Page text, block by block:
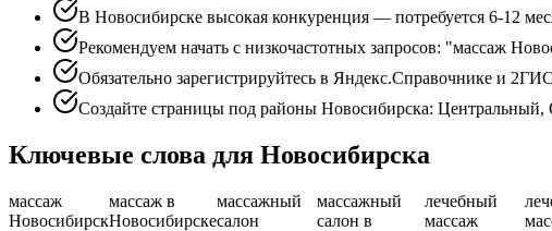
В Новосибирске высокая конкуренция — потребуется 6-12
Рекомендуем начать с низкочастотных запросов: "массаж
Обязательно зарегистрируйтесь в Яндекс.Справочнике и
Создайте страницы под районы Новосибирска:
Ключевые слова для Новосибирска
массаж
Новосибирск
массаж в
Новосибирске
массажный
салон
массажный
салон в
лечебный
массаж